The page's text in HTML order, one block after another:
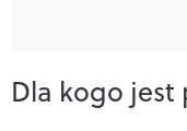
Dla kogo jest